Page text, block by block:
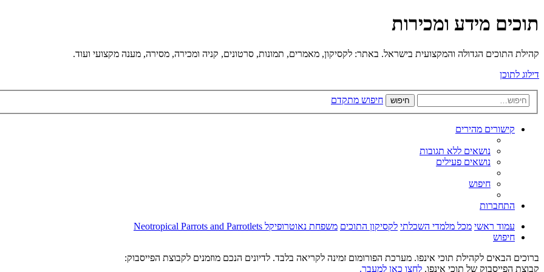
תוכים מידע ומכירות
קהילת התוכים הגדולה והמקצועית בישראל. באתר: לקסיקון, מאמרים, תמונות, סרטונים, קניה ומכירה, מסירה, מענה מקצועי ועוד.
דילוג לתוכן
חיפוש חיפוש מתקדם
קישורים מהירים
נושאים ללא תגובות
נושאים פעילים
חיפוש
התחברות
עמוד ראשי מכל מלמדי השכלתי לקסיקון התוכים משפחת נאוטרופיקל Neotropical Parrots and Parrotlets
חיפוש
ברוכים הבאים לקהילת תוכי אינפו. מערכת הפורומום זמינה לקריאה בלבד. לדיונים הנכם מוזמנים לקבוצת הפייסבוק:
קבוצת הפייסבוק של תוכי אינפו. לחצו כאן למעבר.